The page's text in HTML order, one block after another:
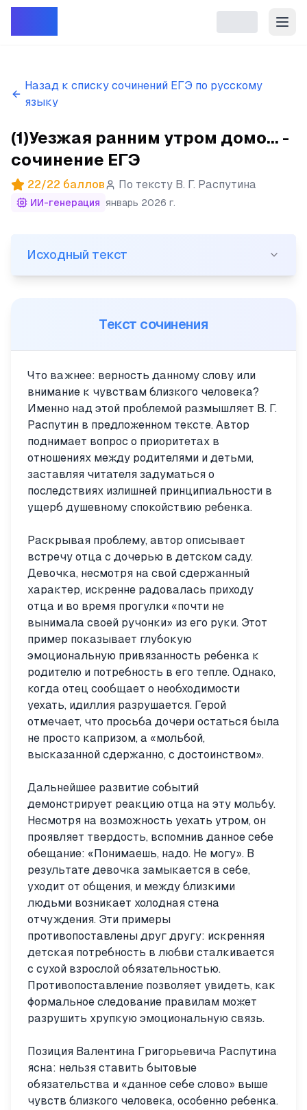
Назад к списку сочинений ЕГЭ по русскому
языку
(1)Уезжая ранним утром домо... -
сочинение ЕГЭ
22/22 баллов По тексту В. Г. Распутина
ИИ-генерация январь 2026 г.
(1)Уезжая ранним утром домой я дал себе слово,
Исходный текст
Текст сочинения
Что важнее: верность данному слову или
внимание к чувствам близкого человека?
Именно над этой проблемой размышляет В. Г.
Распутин в предложенном тексте. Автор
поднимает вопрос о приоритетах в
отношениях между родителями и детьми,
заставляя читателя задуматься о
последствиях излишней принципиальности в
ущерб душевному спокойствию ребенка.
Раскрывая проблему, автор описывает
встречу отца с дочерью в детском саду.
Девочка, несмотря на свой сдержанный
характер, искренне радовалась приходу
отца и во время прогулки «почти не
вынимала своей ручонки» из его руки. Этот
пример показывает глубокую
эмоциональную привязанность ребенка к
родителю и потребность в его тепле. Однако,
когда отец сообщает о необходимости
уехать, идиллия разрушается. Герой
отмечает, что просьба дочери остаться была
не просто капризом, а «мольбой,
высказанной сдержанно, с достоинством».
Дальнейшее развитие событий
демонстрирует реакцию отца на эту мольбу.
Несмотря на возможность уехать утром, он
проявляет твердость, вспомнив данное себе
обещание: «Понимаешь, надо. Не могу». В
результате девочка замыкается в себе,
уходит от общения, и между близкими
людьми возникает холодная стена
отчуждения. Эти примеры
противопоставлены друг другу: искренняя
детская потребность в любви сталкивается
с сухой взрослой обязательностью.
Противопоставление позволяет увидеть, как
формальное следование правилам может
разрушить хрупкую эмоциональную связь.
Позиция Валентина Григорьевича Распутина
ясна: нельзя ставить бытовые
обязательства и «данное себе слово» выше
чувств близкого человека, особенно ребенка.